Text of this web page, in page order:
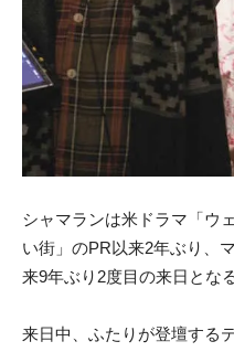
シャマランは米ドラマ「ウ
い街」のPR以来2年ぶり、
来9年ぶり2度目の来日となる
来日中、ふたりが登壇する